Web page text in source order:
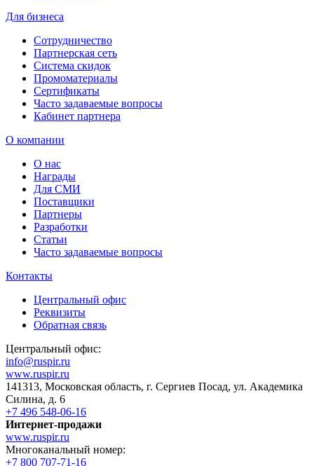
Для бизнеса
Сотрудничество
Партнерская сеть
Система скидок
Промоматериалы
Сертификаты
Часто задаваемые вопросы
Кабинет партнера
О компании
О нас
Награды
Для СМИ
Поставщики
Партнеры
Разработки
Статьи
Часто задаваемые вопросы
Контакты
Центральный офис
Реквизиты
Обратная связь
Центральный офис:
info@ruspir.ru
www.ruspir.ru
141313, Московская область, г. Сергиев Посад, ул. Академика
Силина, д. 6
+7 496 548-06-16
Интернет-продажи
www.ruspir.ru
Многоканальный номер:
+7 800 707-71-16